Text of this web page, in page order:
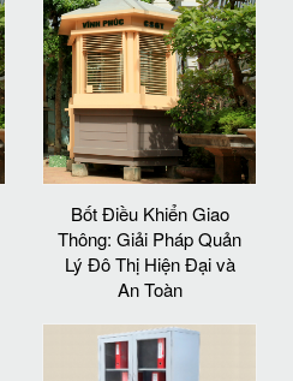
Bốt Điều Khiển Giao
Thông: Giải Pháp Quản
Lý Đô Thị Hiện Đại và
An Toàn